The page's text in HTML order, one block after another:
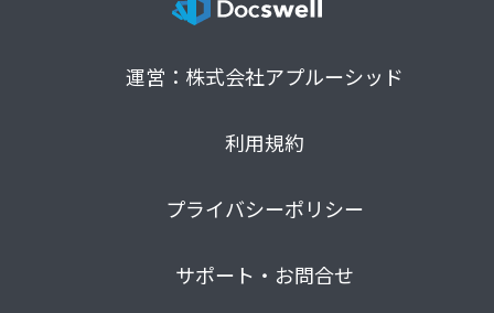
運営：株式会社アプルーシッド
利用規約
プライバシーポリシー
サポート・お問合せ